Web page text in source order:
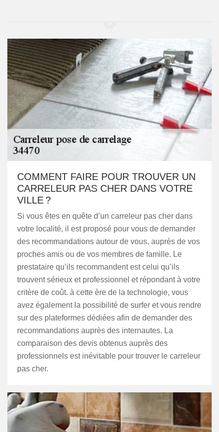
COMMENT FAIRE POUR TROUVER UN
CARRELEUR PAS CHER DANS VOTRE
VILLE ?
Si vous êtes en quête d’un carreleur pas cher dans
votre localité, il est proposé pour vous de demander
des recommandations autour de vous, auprès de vos
proches amis ou de vos membres de famille. Le
prestataire qu’ils recommandent est celui qu’ils
trouvent sérieux et professionnel et répondant à votre
critère de coût. à cette ère de la technologie, vous
avez également la possibilité de surfer et vous rendre
sur des plateformes dédiées afin de demander des
recommandations auprès des internautes. La
comparaison des devis obtenus auprès des
professionnels est inévitable pour trouver le carreleur
pas cher.